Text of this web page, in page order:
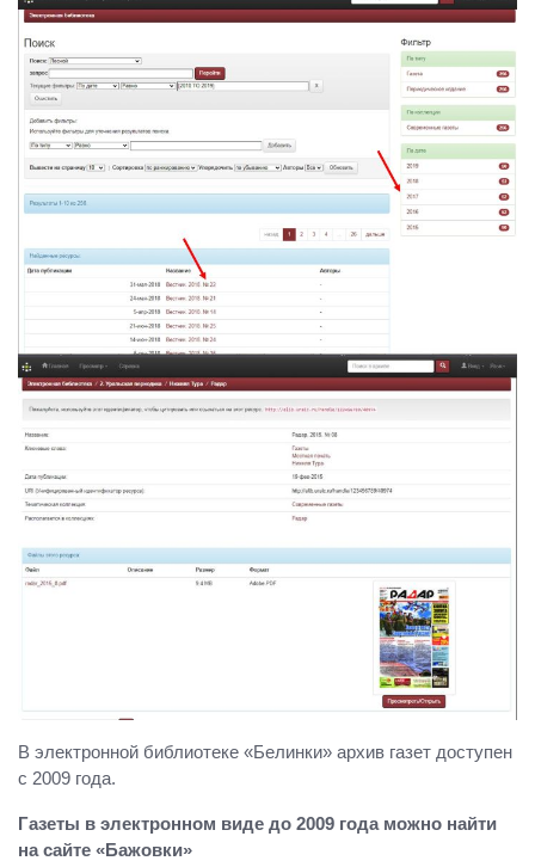
В электронной библиотеке «Белинки» архив газет доступен
с 2009 года.
Газеты в электронном виде до 2009 года можно найти
на сайте «Бажовки»